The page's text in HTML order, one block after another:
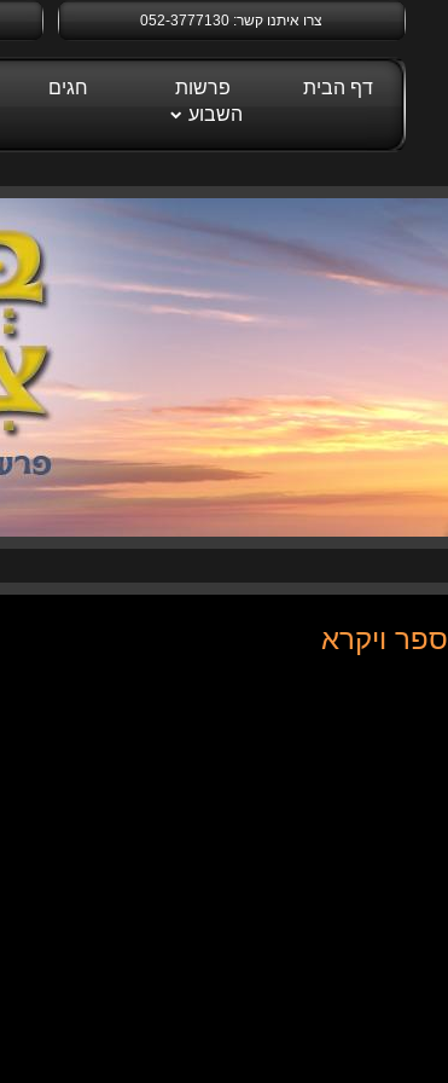
צרו איתנו קשר: 052-3777130
דף הבית
פרשות
השבוע
חגים
ספר ויקרא